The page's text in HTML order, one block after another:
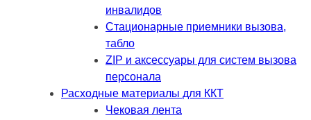
инвалидов
Стационарные приемники вызова,
табло
ZIP и аксессуары для систем вызова
персонала
Расходные материалы для ККТ
Чековая лента